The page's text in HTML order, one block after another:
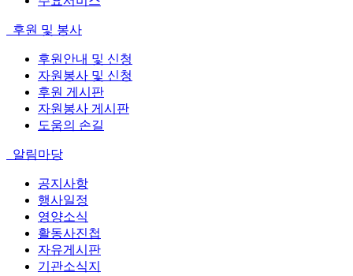
후원 및 봉사
후원안내 및 신청
자원봉사 및 신청
후원 게시판
자원봉사 게시판
도움의 손길
알림마당
공지사항
행사일정
영양소식
활동사진첩
자유게시판
기관소식지